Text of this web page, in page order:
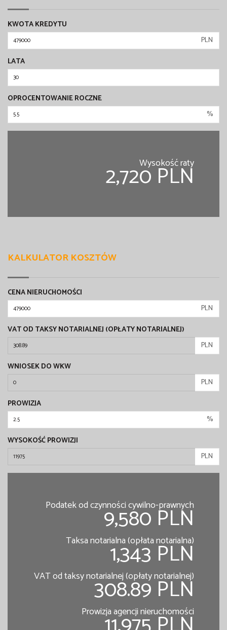
KWOTA KREDYTU
PLN
LATA
OPROCENTOWANIE ROCZNE
%
Wysokość raty
2,720 PLN
KALKULATOR KOSZTÓW
CENA NIERUCHOMOŚCI
PLN
VAT OD TAKSY NOTARIALNEJ (OPŁATY NOTARIALNEJ)
PLN
WNIOSEK DO WKW
PLN
PROWIZJA
%
WYSOKOŚĆ PROWIZJI
PLN
Podatek od czynności cywilno-prawnych
9,580 PLN
Taksa notarialna (opłata notarialna)
1,343 PLN
VAT od taksy notarialnej (opłaty notarialnej)
308.89 PLN
Prowizja agencji nieruchomości